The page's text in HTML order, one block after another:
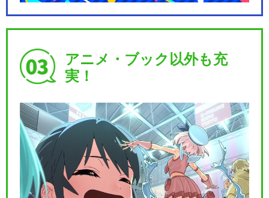
却大作戦!!
ルパン三世TVSP #16 盗まれ
ルパン三世TVSP #17 天使の
策略～夢のカ…
アニメ・ブック以外も充
実！